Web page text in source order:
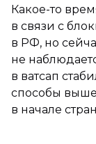
Какое-то
в связи с
в РФ, но
не
в ватсап
способы
в начале